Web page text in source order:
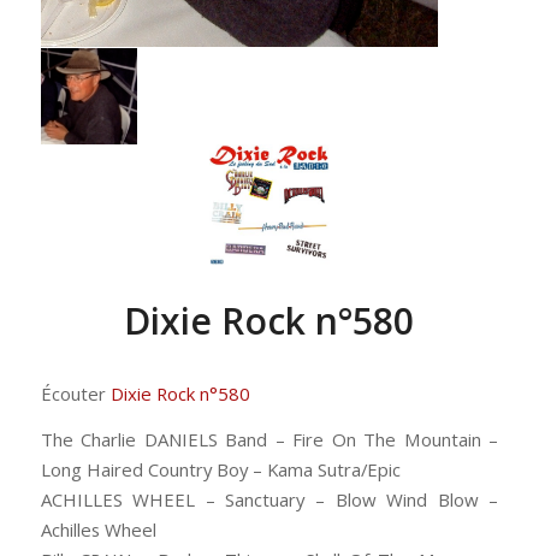
Dixie Rock n°580
Écouter Dixie Rock n°580
The Charlie DANIELS Band – Fire On The Mountain –
Long Haired Country Boy – Kama Sutra/Epic
ACHILLES WHEEL – Sanctuary – Blow Wind Blow –
Achilles Wheel